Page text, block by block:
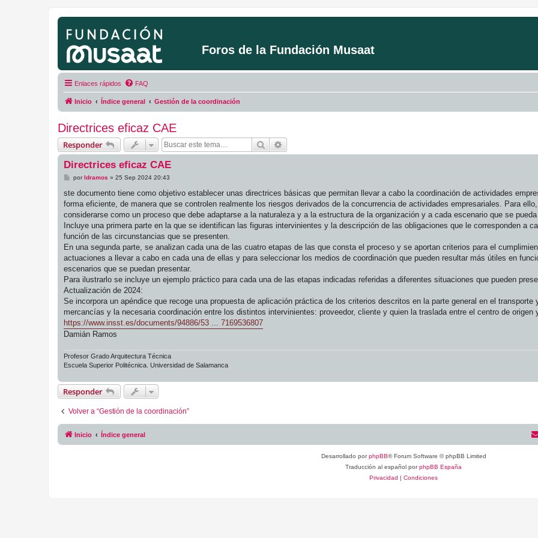
Foros de la Fundación Musaat
Enlaces rápidos FAQ
Inicio Índice general Gestión de la coordinación
Directrices eficaz CAE
Responder Buscar
Directrices eficaz CAE
M
n
a
j
porldramos » 25 Sep 2024 20:43
ste documento tiene como objetivo establecer unas directrices básicas que permitan llevar a cabo la coordinación de actividades
forma eficiente, de manera que se controlen realmente los riesgos derivados de la concurrencia de actividades empresariales. Para
considerarse como un proceso que debe adaptarse a la naturaleza y a la estructura de la organización y a cada escenario que se pueda
Incluye una primera parte en la que se identifican las figuras intervinientes y la descripción de las obligaciones que le corresponden a
función de las circunstancias que se presenten.
En una segunda parte, se analizan cada una de las cuatro etapas de las que consta el proceso y se aportan criterios para el
actuaciones a llevar a cabo en cada una de ellas y para seleccionar los medios de coordinación que pueden resultar más útiles en
escenarios que se puedan presentar.
Para ilustrarlo se incluye un ejemplo práctico para cada una de las etapas indicadas referidas a diferentes situaciones que pueden
Actualización de 2024:
Se incorpora un apéndice que recoge una propuesta de aplicación práctica de los criterios descritos en la parte general en el transporte
mercancías y la necesaria coordinación entre los distintos intervinientes: proveedor, cliente y quien la traslada entre el centro de origen
https://www.insst.es/documents/94886/53 ... 7169536807
Damián Ramos
Profesor Grado Arquitectura Técnica
Escuela Superior Politécnica. Universidad de Salamanca
Responder
Volver a “Gestión de la coordinación”
Inicio Índice general
Desarrollado porphpBB® Forum Software © phpBB Limited
Traducción al español porphpBB España
Privacidad | Condiciones